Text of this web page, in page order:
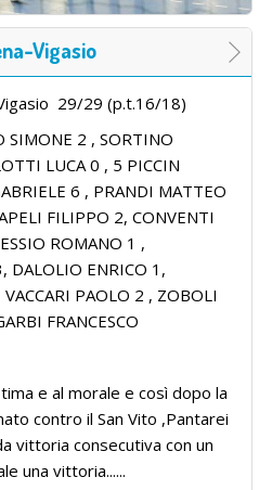
Vigasio
29/29 (p.t.16/18)
SIMONE 2 , SORTINO
LUCA 0 , 5 PICCIN
6 , PRANDI MATTEO
FILIPPO 2, CONVENTI
ROMANO 1 ,
DALOLIO ENRICO 1,
PAOLO 2 , ZOBOLI
FRANCESCO
e al morale e così dopo la
contro il San Vito ,Pantarei
vittoria consecutiva con un
una vittoria......